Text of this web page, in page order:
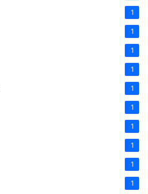
1
1
1
1
1
1
1
1
1
1